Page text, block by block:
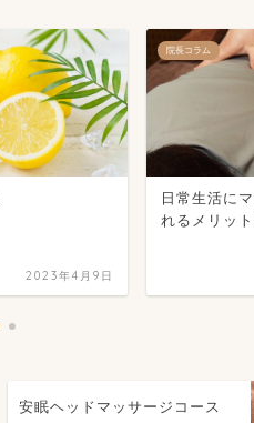
2023年4月9日
院長コラム
日常生活に
れるメリッ
安眠ヘッドマッサージコース